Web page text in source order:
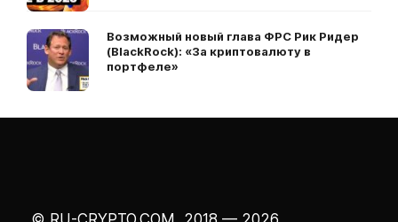
Возможный новый глава ФРС Рик Ридер
(BlackRock): «За криптовалюту в
портфеле»